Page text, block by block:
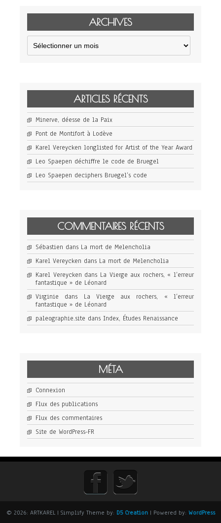
ARCHIVES
Archives
ARTICLES RÉCENTS
Minerve, déesse de la Paix
Pont de Montifort à Lodève
Karel Vereycken longlisted for Artist of the Year Award
Leo Spaepen déchiffre le code de Bruegel
Leo Spaepen deciphers Bruegel’s code
COMMENTAIRES RÉCENTS
Sébastien dans La mort de Melencholia
Karel Vereycken dans La mort de Melencholia
Karel Vereycken dans La Vierge aux rochers, « l’erreur
fantastique » de Léonard
Virginie dans La Vierge aux rochers, « l’erreur
fantastique » de Léonard
paleographie.site dans Index, Études Renaissance
MÉTA
Connexion
Flux des publications
Flux des commentaires
Site de WordPress-FR
© 2026: ARTKAREL | Simplify Theme by: D5 Creation| Powered by: WordPress